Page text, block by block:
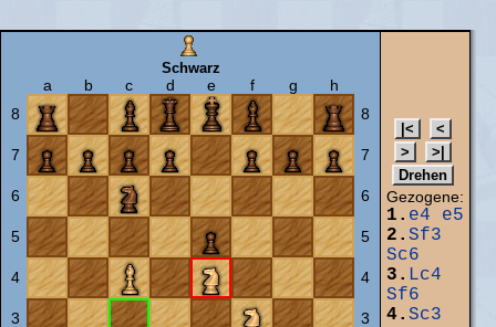
Schwarz
a b c d e f g
h
8
8
7 7
6 6
5 5
4 4
3 3
Gezogene:
1. e4
e5
2. Sf3
Sc6
3. Lc4
Sf6
4. Sc3